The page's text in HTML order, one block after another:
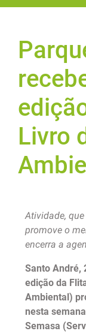
Livro
Atividade,
promove o
encerra a
Santo André,
edição da
Ambiental)
nesta
Semasa